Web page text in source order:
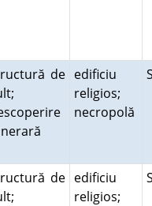
de edificiu
religios;
necropolă
de edificiu
religios;